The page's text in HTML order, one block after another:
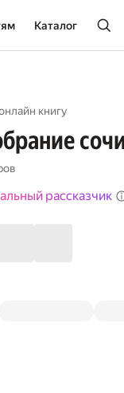
Каталог
книгу
рассказчик